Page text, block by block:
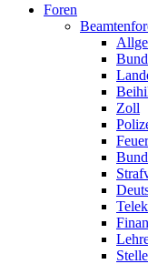
Foren
Zoll